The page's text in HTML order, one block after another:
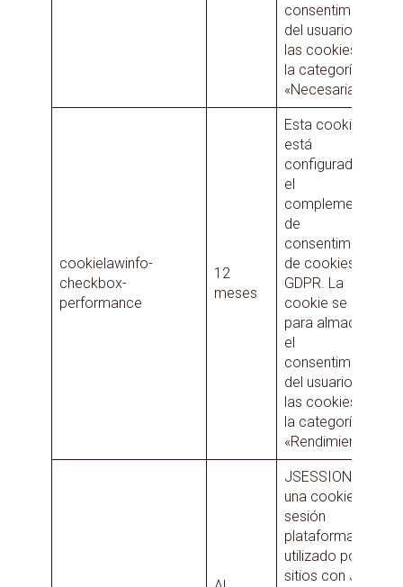
consentimiento
del usuario para
las cookies en
la categoría
«Necesarias».
cookielawinfo-
checkbox-
performance
12
meses
Esta cookie
está
configurada por
el
complemento
de
consentimiento
de cookies de
GDPR. La
cookie se utiliza
para almacenar
el
consentimiento
del usuario para
las cookies en
la categoría
«Rendimiento».
JSESSIONID es
una cookie de
sesión
plataforma y es
utilizado por los
sitios con Java